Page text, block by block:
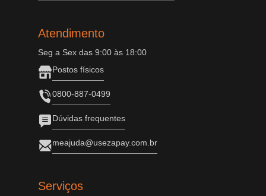
Atendimento
Seg a Sex das 9:00 às 18:00
Postos físicos
0800-887-0499
Dúvidas frequentes
meajuda@usezapay.com.br
Serviços